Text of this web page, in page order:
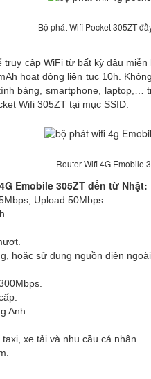
Bộ phát Wifi Pocket 305ZT
truy cập WiFi từ bất kỳ đâu
hoạt động liên tục 10h.
bảng, smartphone,
Wifi 305ZT tại mục SSID.
Router Wifi 4G Emobile
Emobile 305ZT đến từ Nhật:
Upload 50Mbps.
hoặc sử dụng nguồn điện
Anh.
xe tải và nhu cầu cá nhân.